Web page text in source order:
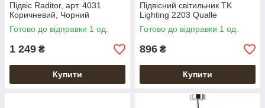
Підвіс Raditor, арт. 4031
Коричневий, Чорний
Готово до відправки 1 од.
1 249 ₴
Купити
Підвісний світильник TK
Lighting 2203 Qualle
Готово до відправки 1 од.
896 ₴
Купити